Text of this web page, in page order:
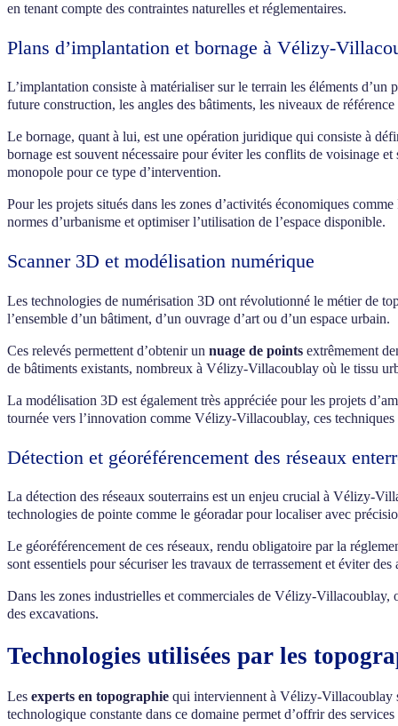
en tenant compte des contraintes naturelles et réglementaires.
Plans d’implantation et bornage à Vélizy-
L’implantation consiste à matérialiser sur le terrain les éléments
future construction, les angles des bâtiments, les niveaux de référence
Le bornage, quant à lui, est une opération juridique qui consiste à
bornage est souvent nécessaire pour éviter les conflits de voisinage
monopole pour ce type d’intervention.
Pour les projets situés dans les zones d’activités économiques
normes d’urbanisme et optimiser l’utilisation de l’espace disponible.
Scanner 3D et modélisation numérique
Les technologies de numérisation 3D ont révolutionné le métier de
l’ensemble d’un bâtiment, d’un ouvrage d’art ou d’un espace urbain.
Ces relevés permettent d’obtenir un nuage de points extrêmement
de bâtiments existants, nombreux à Vélizy-Villacoublay où le tissu
La modélisation 3D est également très appréciée pour les projets
tournée vers l’innovation comme Vélizy-Villacoublay, ces
Détection et géoréférencement des réseaux
La détection des réseaux souterrains est un enjeu crucial à Vélizy-
technologies de pointe comme le géoradar pour localiser avec
Le géoréférencement de ces réseaux, rendu obligatoire par la
sont essentiels pour sécuriser les travaux de terrassement et éviter
Dans les zones industrielles et commerciales de Vélizy-Villacoublay,
des excavations.
Technologies utilisées par les
Les experts en topographie qui interviennent à Vélizy-Villacoublay
technologique constante dans ce domaine permet d’offrir des